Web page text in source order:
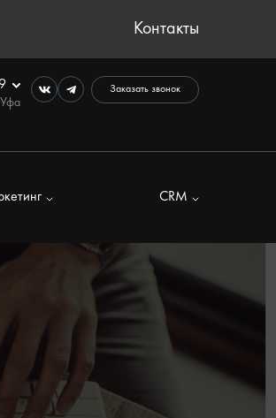
Контакты
Уфа
Заказать звонок
CRM